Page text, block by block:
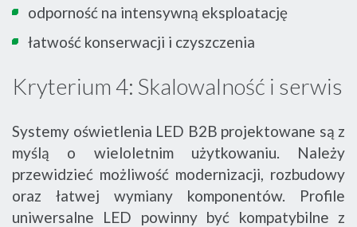
odporność na intensywną eksploatację
łatwość konserwacji i czyszczenia
Kryterium 4: Skalowalność i serwis
Systemy oświetlenia LED B2B projektowane są z
myślą o wieloletnim użytkowaniu. Należy
przewidzieć możliwość modernizacji, rozbudowy
oraz łatwej wymiany komponentów. Profile
uniwersalne LED powinny być kompatybilne z